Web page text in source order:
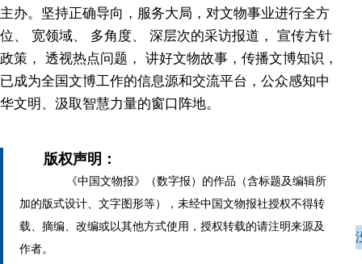
主办。坚持正确导向，服务大局，对文物事业进行全方
位、 宽领域、 多角度、 深层次的采访报道， 宣传方针
政策， 透视热点问题， 讲好文物故事，传播文博知识，
已成为全国文博工作的信息源和交流平台，公众感知中
华文明、汲取智慧力量的窗口阵地。
版权声明：
《中国文物报》（数字报）的作品（含标题及编辑所
加的版式设计、文字图形等），未经中国文物报社授权不得转
载、摘编、改编或以其他方式使用，授权转载的请注明来源及
作者。